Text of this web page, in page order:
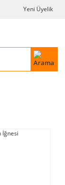
Yeni Üyelik